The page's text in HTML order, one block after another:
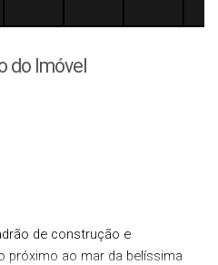
do Imóvel
de construção e
próximo ao mar da belíssima